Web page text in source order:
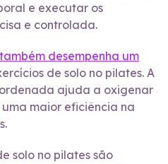
e executar os
e controlada.
desempenha um
de solo no pilates. A
ajuda a oxigenar
maior eficiência na
solo no pilates são